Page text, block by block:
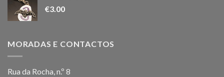
€3.00
MORADAS E CONTACTOS
Rua da Rocha, n.º 8